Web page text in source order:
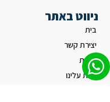
ניווט באתר
בית
יצירת קשר
הצוות
קצת עלינו